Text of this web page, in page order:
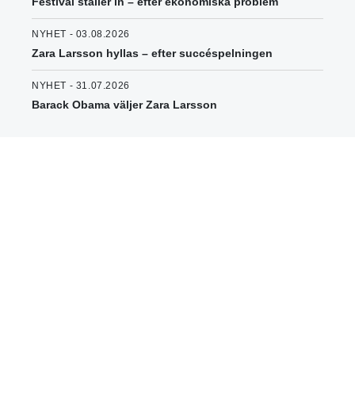
NYHET - 03.08.2026
Zara Larsson hyllas – efter succéspelningen
NYHET - 31.07.2026
Barack Obama väljer Zara Larsson